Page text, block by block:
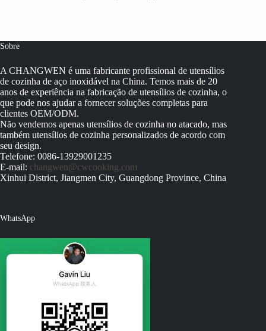
Sobre
A CHANGWEN é uma fabricante profissional de utensílios
de cozinha de aço inoxidável na China. Temos mais de 20
anos de experiência na fabricação de utensílios de cozinha, o
que pode nos ajudar a fornecer soluções completas para
clientes OEM/ODM.
Não vendemos apenas utensílios de cozinha no atacado, mas
também utensílios de cozinha personalizados de acordo com
seu design.
Telefone: 0086-13929001235
E-mail: changwen@cwcooking.com
Xinhui District, Jiangmen City, Guangdong Province, China
WhatsApp